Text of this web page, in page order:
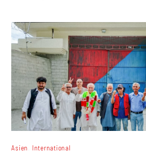
Asien International